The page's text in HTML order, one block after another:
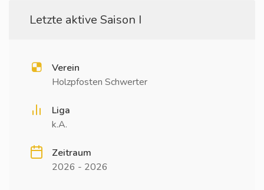
Letzte aktive Saison I
Verein
Holzpfosten Schwerter
Liga
k.A.
Zeitraum
2026 - 2026